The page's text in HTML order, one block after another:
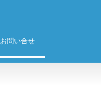
お問い合せ